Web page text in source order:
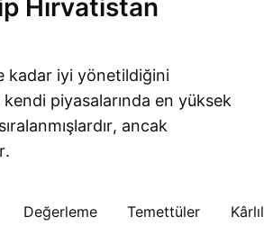
kadar iyi yönetildiğini
piyasalarında en yüksek
ancak
Değerleme Temettüler